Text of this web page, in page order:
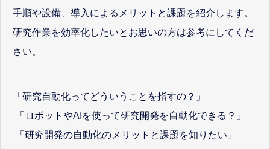
手順や設備、導入によるメリットと課題を紹介します。
研究作業を効率化したいとお思いの方は参考にしてくだ
さい。
「研究自動化ってどういうことを指すの？」
「ロボットやAIを使って研究開発を自動化できる？」
「研究開発の自動化のメリットと課題を知りたい」